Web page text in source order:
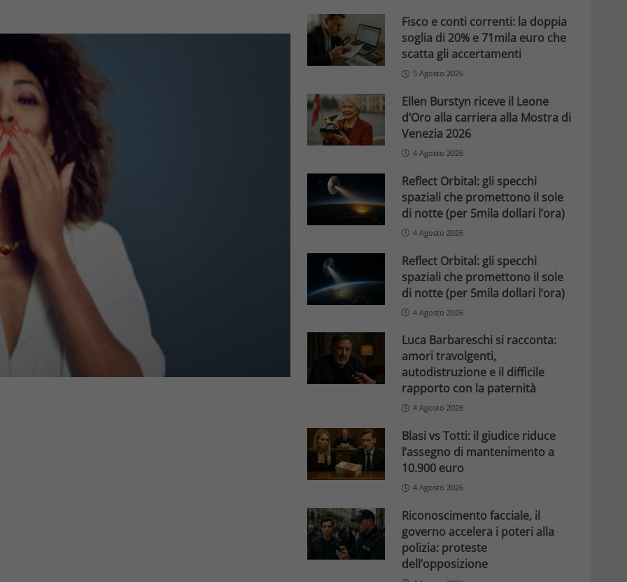
Fisco e conti correnti: la doppia
soglia di 20% e 71mila euro che
scatta gli accertamenti
5 Agosto 2026
Ellen Burstyn riceve il Leone
d’Oro alla carriera alla Mostra di
Venezia 2026
4 Agosto 2026
Reflect Orbital: gli specchi
spaziali che promettono il sole
di notte (per 5mila dollari l’ora)
4 Agosto 2026
Reflect Orbital: gli specchi
spaziali che promettono il sole
di notte (per 5mila dollari l’ora)
4 Agosto 2026
Luca Barbareschi si racconta:
amori travolgenti,
autodistruzione e il difficile
rapporto con la paternità
4 Agosto 2026
Blasi vs Totti: il giudice riduce
l’assegno di mantenimento a
10.900 euro
4 Agosto 2026
Riconoscimento facciale, il
governo accelera i poteri alla
polizia: proteste
dell’opposizione